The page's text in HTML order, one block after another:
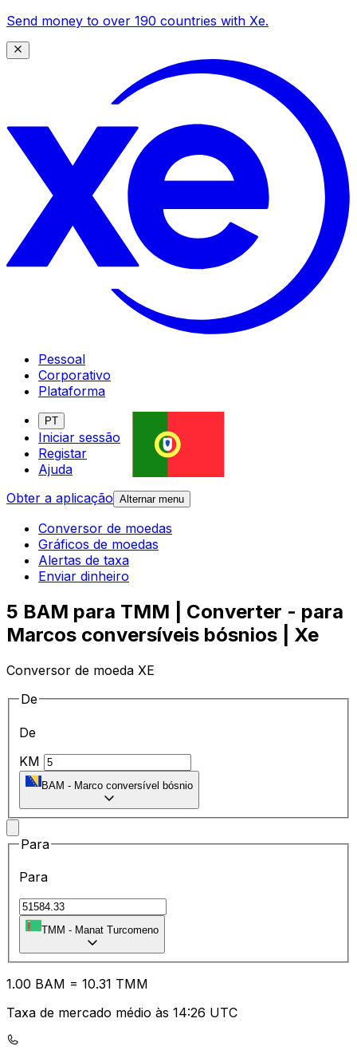
Send money to over 190 countries with Xe.
Pessoal
Corporativo
Plataforma
PT
Iniciar sessão
Registar
Ajuda
Obter a aplicação Alternar menu
Conversor de moedas
Gráficos de moedas
Alertas de taxa
Enviar dinheiro
5 BAM para TMM | Converter - para
Marcos conversíveis bósnios | Xe
Conversor de moeda XE
De
De
KM
BAM - Marco conversível bósnio
Para
Para
TMM - Manat Turcomeno
1.00 BAM = 10.31 TMM
Taxa de mercado médio às 14:26 UTC